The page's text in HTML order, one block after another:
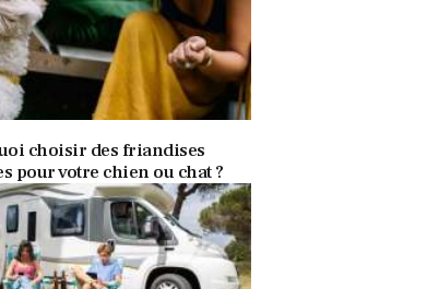
NON CLASSÉ
choisir des friandises
pour votre chien ou chat ?